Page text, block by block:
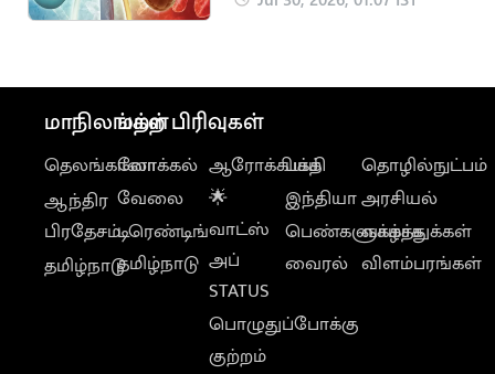
மாநிலங்கள்
தெலங்கானா
ஆந்திர
பிரதேசம்
தமிழ்நாடு
மற்ற பிரிவுகள்
லோக்கல்
வேலை
டிரெண்டிங்
தமிழ்நாடு
ஆரோக்கியம்
🌟
வாட்ஸ்
அப்
STATUS
பொழுதுப்போக்கு
குற்றம்
பக்தி
இந்தியா
பெண்களுக்காக
வைரல்
தொழில்நுட்பம்
அரசியல்
வாழ்த்துக்கள்
விளம்பரங்கள்